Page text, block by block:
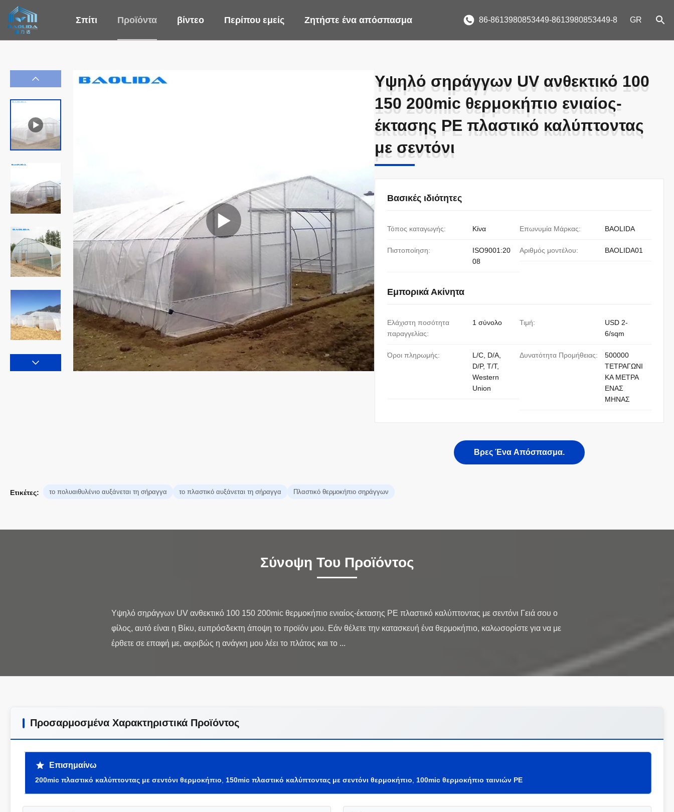
Σπίτι Προϊόντα βίντεο Περίπου εμείς Ζητήστε ένα απόσπασμα 86-8613980853449-8613980853449-8 GR
Υψηλό σηράγγων UV ανθεκτικό 100
150 200mic θερμοκήπιο ενιαίος-
έκτασης PE πλαστικό καλύπτοντας
με σεντόνι
Υψηλό σηράγγων UV ανθεκτικό 100
150 200mic θερμοκήπιο ενιαίος-
έκτασης PE πλαστικό καλύπτοντας
με σεντόνι
Βασικές ιδιότητες
Τόπος καταγωγής: Κίνα Επωνυμία Μάρκας: BAOLIDA
Πιστοποίηση:
ISO9001:20
08
Αριθμός μοντέλου: BAOLIDA01
Εμπορικά Ακίνητα
Ελάχιστη ποσότητα
παραγγελίας:
1 σύνολο Τιμή:
USD 2-
6/sqm
Όροι πληρωμής:
L/C, D/A,
D/P, T/T,
Western
Union
Δυνατότητα Προμήθειας:
500000
ΤΕΤΡΑΓΩΝΙ
ΚΑ ΜΕΤΡΑ
ΕΝΑΣ
ΜΗΝΑΣ
Βρες Ένα Απόσπασμα.
Ετικέτες: το πολυαιθυλένιο αυξάνεται τη σήραγγα το πλαστικό αυξάνεται τη σήραγγα Πλαστικό θερμοκήπιο σηράγγων
Σύνοψη Του Προϊόντος
Υψηλό σηράγγων UV ανθεκτικό 100 150 200mic θερμοκήπιο ενιαίος-έκτασης PE πλαστικό καλύπτοντας με σεντόνι Γειά σου ο
φίλος, αυτό είναι η Βίκυ, ευπρόσδεκτη άποψη το προϊόν μου. Εάν θέλετε την κατασκευή ένα θερμοκήπιο, καλωσορίστε για να με
Προσαρμοσμένα Χαρακτηριστικά Προϊόντος
Επισημαίνω
200mic πλαστικό καλύπτοντας με σεντόνι θερμοκήπιο 150mic πλαστικό καλύπτοντας με σεντόνι θερμοκήπιο 100mic θερμοκήπιο ταινιών PE